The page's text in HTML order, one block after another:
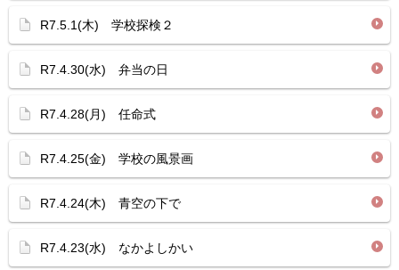
R7.5.1(木) 学校探検２
R7.4.30(水) 弁当の日
R7.4.28(月) 任命式
R7.4.25(金) 学校の風景画
R7.4.24(木) 青空の下で
R7.4.23(水) なかよしかい